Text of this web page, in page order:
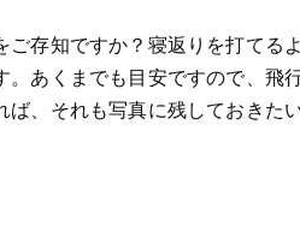
ご存知ですか？寝返りを打てる
。あくまでも目安ですので、飛
、それも写真に残しておきた